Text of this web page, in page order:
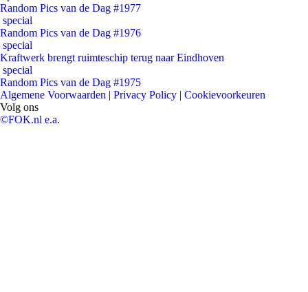
Random Pics van de Dag #1977
special
Random Pics van de Dag #1976
special
Kraftwerk brengt ruimteschip terug naar Eindhoven
special
Random Pics van de Dag #1975
Algemene Voorwaarden | Privacy Policy | Cookievoorkeuren
Volg ons
©FOK.nl e.a.